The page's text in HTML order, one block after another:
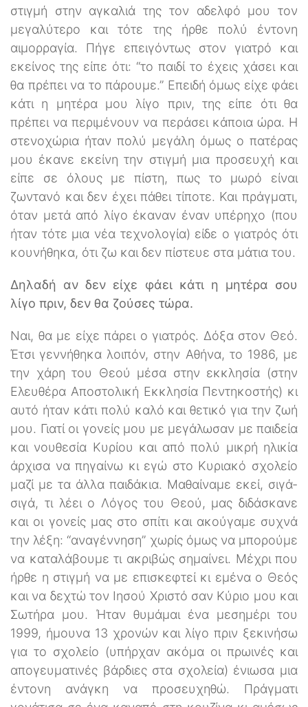
στιγμή στην αγκαλιά της τον αδελφό μου τον
μεγαλύτερο και τότε της ήρθε πολύ έντονη
αιμορραγία. Πήγε επειγόντως στον γιατρό και
εκείνος της είπε ότι: “το παιδί το έχεις χάσει και
θα πρέπει να το πάρουμε.” Επειδή όμως είχε φάει
κάτι η μητέρα μου λίγο πριν, της είπε ότι θα
πρέπει να περιμένουν να περάσει κάποια ώρα. Η
στενοχώρια ήταν πολύ μεγάλη όμως ο πατέρας
μου έκανε εκείνη την στιγμή μια προσευχή και
είπε σε όλους με πίστη, πως το μωρό είναι
ζωντανό και δεν έχει πάθει τίποτε. Και πράγματι,
όταν μετά από λίγο έκαναν έναν υπέρηχο (που
ήταν τότε μια νέα τεχνολογία) είδε ο γιατρός ότι
κουνήθηκα, ότι ζω και δεν πίστευε στα μάτια του.
Δηλαδή αν δεν είχε φάει κάτι η μητέρα σου
λίγο πριν, δεν θα ζούσες τώρα.
Ναι, θα με είχε πάρει ο γιατρός. Δόξα στον Θεό.
Έτσι γεννήθηκα λοιπόν, στην Αθήνα, το 1986, με
την χάρη του Θεού μέσα στην εκκλησία (στην
Ελευθέρα Αποστολική Εκκλησία Πεντηκοστής) κι
αυτό ήταν κάτι πολύ καλό και θετικό για την ζωή
μου. Γιατί οι γονείς μου με μεγάλωσαν με παιδεία
και νουθεσία Κυρίου και από πολύ μικρή ηλικία
άρχισα να πηγαίνω κι εγώ στο Κυριακό σχολείο
μαζί με τα άλλα παιδάκια. Μαθαίναμε εκεί, σιγά-
σιγά, τι λέει ο Λόγος του Θεού, μας διδάσκανε
και οι γονείς μας στο σπίτι και ακούγαμε συχνά
την λέξη: “αναγέννηση” χωρίς όμως να μπορούμε
να καταλάβουμε τι ακριβώς σημαίνει. Μέχρι που
ήρθε η στιγμή να με επισκεφτεί κι εμένα ο Θεός
και να δεχτώ τον Ιησού Χριστό σαν Κύριο μου και
Σωτήρα μου. Ήταν θυμάμαι ένα μεσημέρι του
1999, ήμουνα 13 χρονών και λίγο πριν ξεκινήσω
για το σχολείο (υπήρχαν ακόμα οι πρωινές και
απογευματινές βάρδιες στα σχολεία) ένιωσα μια
έντονη ανάγκη να προσευχηθώ. Πράγματι